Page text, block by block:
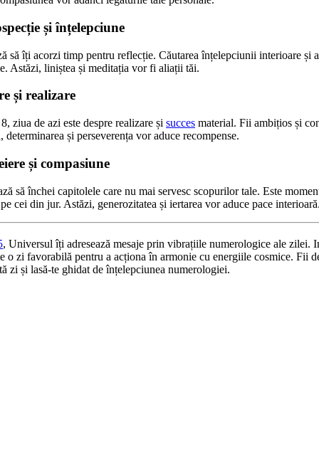
și înțelepciune
să îți acorzi timp pentru reflecție. Căutarea înțelepciunii interioare și
Astăzi, liniștea și meditația vor fi aliații tăi.
și realizare
ziua de azi este despre realizare și succes material. Fii ambițios și
și perseverența vor aduce recompense.
și compasiune
să închei capitolele care nu mai servesc scopurilor tale. Este
cei din jur. Astăzi, generozitatea și iertarea vor aduce pace
, Universul îți adresează mesaje prin vibrațiile numerologice ale zilei.
o zi favorabilă pentru a acționa în armonie cu energiile cosmice. Fii
zi și lasă-te ghidat de înțelepciunea numerologiei.